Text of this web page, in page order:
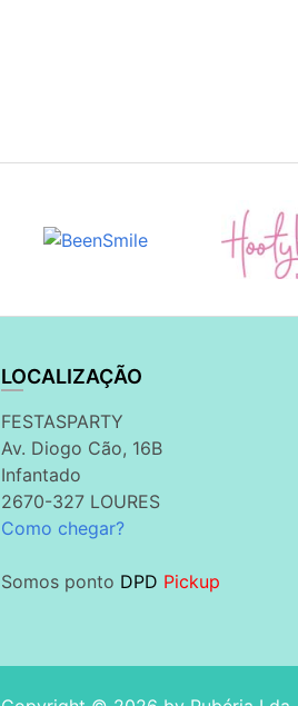
LOCALIZAÇÃO
FESTASPARTY
Av. Diogo Cão, 16B
Infantado
2670-327 LOURES
Como chegar?
Somos ponto DPD Pickup